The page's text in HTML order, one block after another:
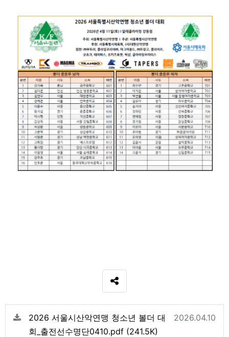
SNS 공유
관련자료
2026 서울시산악연맹 청소년 볼더 대
회_출전선수명단0410.pdf 파일크기
(241.5K)
등록일
2026.04.10